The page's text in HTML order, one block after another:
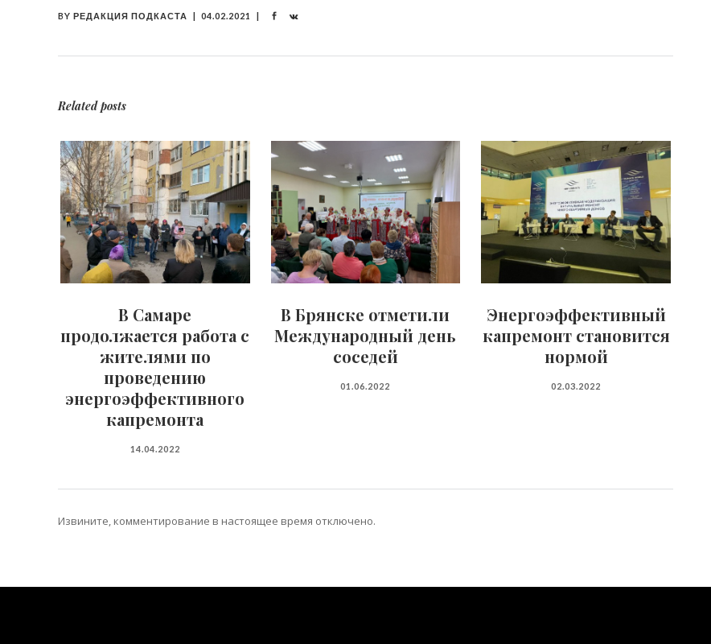
BY РЕДАКЦИЯ ПОДКАСТА 04.02.2021
Related posts
В Самаре
продолжается работа с
жителями по
проведению
энергоэффективного
капремонта
14.04.2022
В Брянске отметили
Международный день
соседей
01.06.2022
Энергоэффективный
капремонт становится
нормой
02.03.2022
Извините, комментирование в настоящее время отключено.